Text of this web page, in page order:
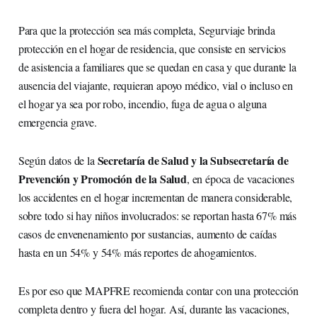
Para que la protección sea más completa, Segurviaje brinda
protección en el hogar de residencia, que consiste en servicios
de asistencia a familiares que se quedan en casa y que durante la
ausencia del viajante, requieran apoyo médico, vial o incluso en
el hogar ya sea por robo, incendio, fuga de agua o alguna
emergencia grave.
Según datos de la Secretaría de Salud y la Subsecretaría de
Prevención y Promoción de la Salud, en época de vacaciones
los accidentes en el hogar incrementan de manera considerable,
sobre todo si hay niños involucrados: se reportan hasta 67% más
casos de envenenamiento por sustancias, aumento de caídas
hasta en un 54% y 54% más reportes de ahogamientos.
Es por eso que MAPFRE recomienda contar con una protección
completa dentro y fuera del hogar. Así, durante las vacaciones,